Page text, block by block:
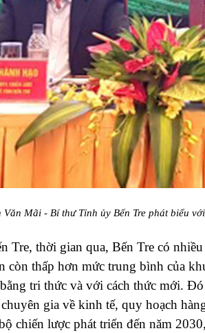
Văn Mãi - Bí thư Tỉnh ủy Bến Tre phát biểu
thời gian qua, Bến Tre có
còn thấp hơn mức trung bình của
tri thức và với cách thức mới.
gia về kinh tế, quy hoạch
chiến lược phát triển đến năm